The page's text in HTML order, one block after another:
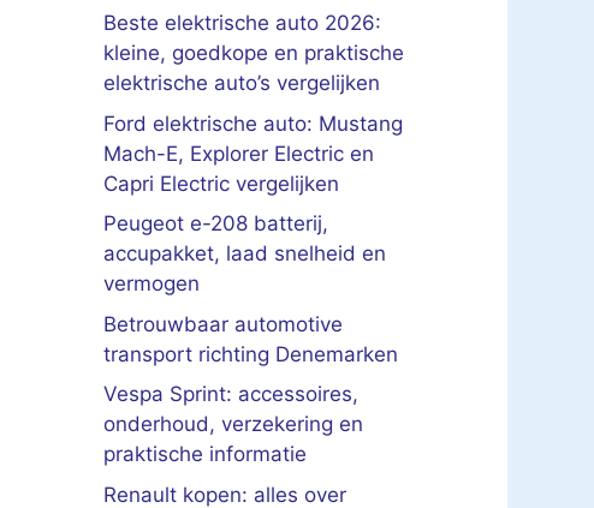
Beste elektrische auto 2026:
kleine, goedkope en praktische
elektrische auto’s vergelijken
Ford elektrische auto: Mustang
Mach-E, Explorer Electric en
Capri Electric vergelijken
Peugeot e-208 batterij,
accupakket, laad snelheid en
vermogen
Betrouwbaar automotive
transport richting Denemarken
Vespa Sprint: accessoires,
onderhoud, verzekering en
praktische informatie
Renault kopen: alles over